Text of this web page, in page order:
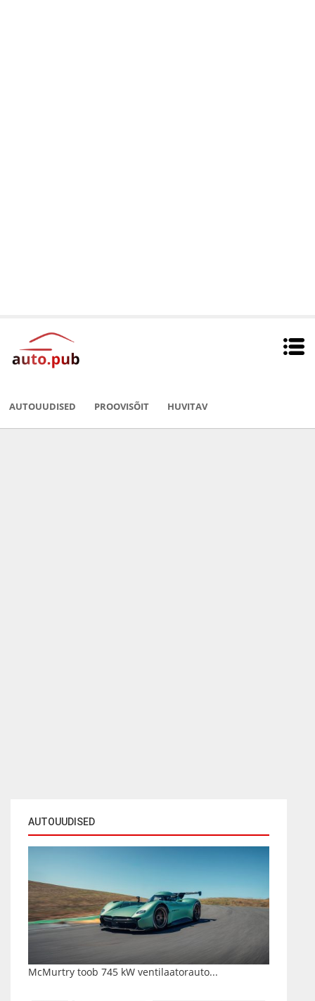
AUTOUUDISED PROOVISÕIT HUVITAV
AUTOUUDISED
McMurtry toob 745 kW ventilaatorauto...